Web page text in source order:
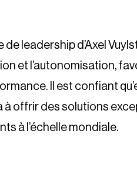
de leadership d’Axel
et l’autonomisation,
Il est confiant
à offrir des solutions
à l’échelle mondiale.